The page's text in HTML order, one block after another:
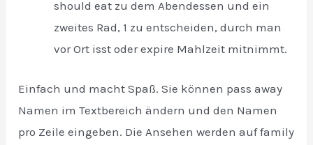
should eat zu dem Abendessen und ein
zweites Rad, 1 zu entscheiden, durch man
vor Ort isst oder expire Mahlzeit mitnimmt.
Einfach und macht Spaß. Sie können pass away
Namen im Textbereich ändern und den Namen
pro Zeile eingeben. Die Ansehen werden auf family